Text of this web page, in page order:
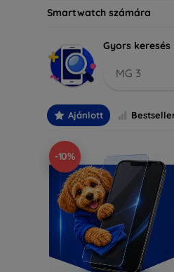
Smartwatch számára
Gyors keresés
MG 3
Ajánlott
-10%